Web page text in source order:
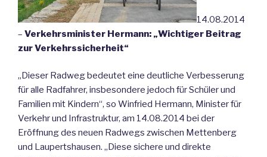
14.08.2014
– Verkehrsminister Hermann: „Wichtiger Beitrag
zur Verkehrssicherheit“
„Dieser Radweg bedeutet eine deutliche Verbesserung
für alle Radfahrer, insbesondere jedoch für Schüler und
Familien mit Kindern“, so Winfried Hermann, Minister für
Verkehr und Infrastruktur, am 14.08.2014 bei der
Eröffnung des neuen Radwegs zwischen Mettenberg
und Laupertshausen. „Diese sichere und direkte